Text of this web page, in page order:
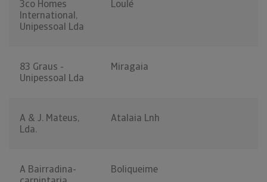
3co Homes
International,
Unipessoal Lda
Loulé
83 Graus -
Unipessoal Lda
Miragaia
A & J. Mateus,
Lda.
Atalaia Lnh
A Bairradina-
Boliqueime